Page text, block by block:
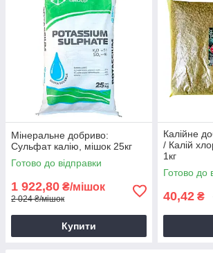
Мінеральне добриво:
Сульфат калію, мішок 25кг
Готово до відправки
1 922,80 ₴/мішок
2 024 ₴/мішок
Купити
Калійне
/ Калій
1кг
Готово до
40,42 ₴